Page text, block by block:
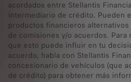
acordados entre Stellantis
intermediario de crédito. Pueden
productos financieros
de comisiones y/o acuerdos. Para
que esto puede influir en tu
acuerdo, habla con Stellantis
concesionario de vehículos (que
de crédito) para obtener más